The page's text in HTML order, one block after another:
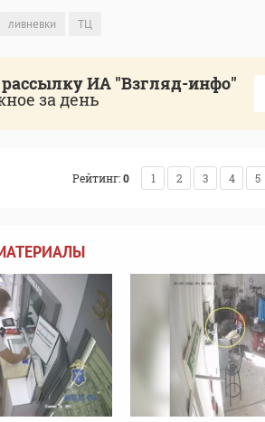
ливневки ТЦ
ИА "Взгляд-инфо"
за день
Рейтинг:0 1 2 3 4 5